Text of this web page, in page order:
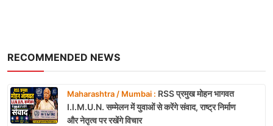
RECOMMENDED NEWS
Maharashtra / Mumbai : RSS प्रमुख मोहन भागवत
I.I.M.U.N. सम्मेलन में युवाओं से करेंगे संवाद, राष्ट्र निर्माण
और नेतृत्व पर रखेंगे विचार